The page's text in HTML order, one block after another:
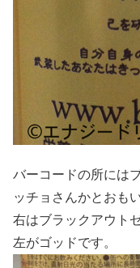
バーコードの所には
ッチョさんかとおも
右はブラックアウト
左がゴッドです。